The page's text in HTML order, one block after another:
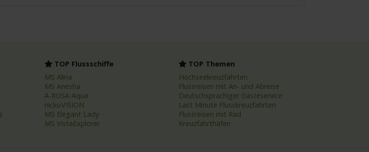
TOP Flussschiffe
MS Alina
MS Anesha
A-ROSA Aqua
nickoVISION
MS Elegant Lady
MS VistaExplorer
TOP Themen
Hochseekreuzfahrten
Flussreisen mit An- und Abreise
Deutschsprachiger Gästeservice
Last Minute Flusskreuzfahrten
Flussreisen mit Rad
Kreuzfahrthäfen